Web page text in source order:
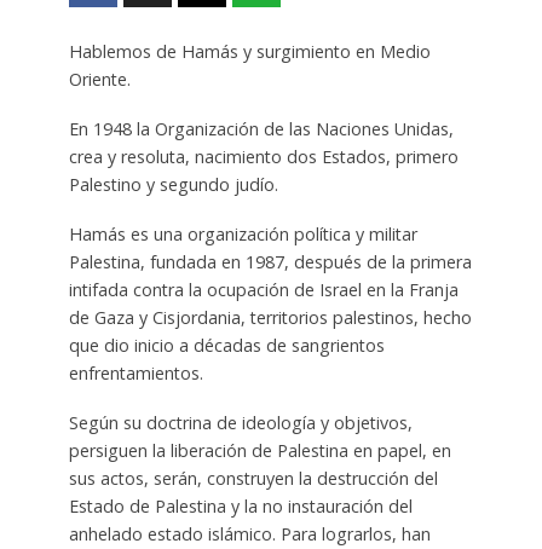
Hablemos de Hamás y surgimiento en Medio
Oriente.
En 1948 la Organización de las Naciones Unidas,
crea y resoluta, nacimiento dos Estados, primero
Palestino y segundo judío.
Hamás es una organización política y militar
Palestina, fundada en 1987, después de la primera
intifada contra la ocupación de Israel en la Franja
de Gaza y Cisjordania, territorios palestinos, hecho
que dio inicio a décadas de sangrientos
enfrentamientos.
Según su doctrina de ideología y objetivos,
persiguen la liberación de Palestina en papel, en
sus actos, serán, construyen la destrucción del
Estado de Palestina y la no instauración del
anhelado estado islámico. Para lograrlos, han